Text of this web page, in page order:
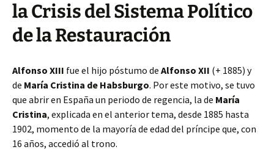
la Crisis del Sistema Político
de la Restauración
Alfonso XIII fue el hijo póstumo de Alfonso XII (+ 1885) y
de María Cristina de Habsburgo. Por este motivo, se tuvo
que abrir en España un periodo de regencia, la de María
Cristina, explicada en el anterior tema, desde 1885 hasta
1902, momento de la mayoría de edad del príncipe que, con
16 años, accedió al trono.